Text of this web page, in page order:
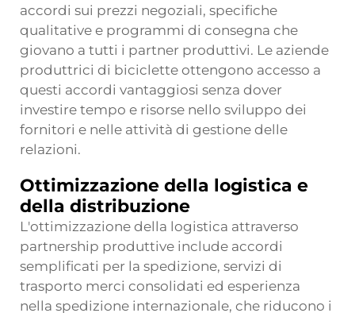
accordi sui prezzi negoziali, specifiche
qualitative e programmi di consegna che
giovano a tutti i partner produttivi. Le aziende
produttrici di biciclette ottengono accesso a
questi accordi vantaggiosi senza dover
investire tempo e risorse nello sviluppo dei
fornitori e nelle attività di gestione delle
relazioni.
Ottimizzazione della logistica e
della distribuzione
L'ottimizzazione della logistica attraverso
partnership produttive include accordi
semplificati per la spedizione, servizi di
trasporto merci consolidati ed esperienza
nella spedizione internazionale, che riducono i